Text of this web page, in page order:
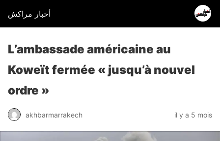
أخبار مراكش
L’ambassade américaine au
Koweït fermée « jusqu’à nouvel
ordre »
akhbarmarrakech il y a 5 mois